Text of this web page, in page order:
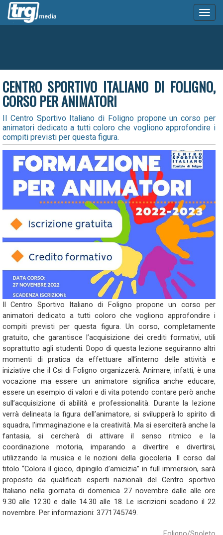
CENTRO SPORTIVO ITALIANO DI FOLIGNO,
CORSO PER ANIMATORI
Il Centro Sportivo Italiano di Foligno propone un corso per
animatori dedicato a tutti coloro che vogliono approfondire i
compiti previsti per questa figura.
Il Centro Sportivo Italiano di Foligno propone un corso per
animatori dedicato a tutti coloro che vogliono approfondire i
compiti previsti per questa figura. Un corso, completamente
gratuito, che garantisce l’acquisizione dei crediti formativi, utili
soprattutto agli studenti. Dopo di questa lezione seguiranno altri
momenti di pratica da effettuare all’interno delle attività e
iniziative che il Csi di Foligno organizzerà. Animare, infatti, è una
vocazione ma essere un animatore significa anche educare,
essere un esempio di valori e di vita potendo contare però anche
sull’acquisizione di abilità e professionalità. Durante la lezione
verrà delineata la figura dell’animatore, si svilupperà lo spirito di
squadra, l’immaginazione e la creatività. Ma si eserciterà anche la
fantasia, si cercherà di attivare il senso ritmico e la
coordinazione motoria, imparando a divertire e divertirsi,
utilizzando la musica e le nozioni della giocoleria. Il corso dal
titolo “Colora il gioco, dipingilo d’amicizia” in full immersion, sarà
proposto da qualificati esperti nazionali del Centro sportivo
Italiano nella giornata di domenica 27 novembre dalle alle ore
9.30 alle 12.30 e dalle 14.30 alle 18. Le iscrizioni scadono il 22
novembre. Per informazioni: 3771745749.